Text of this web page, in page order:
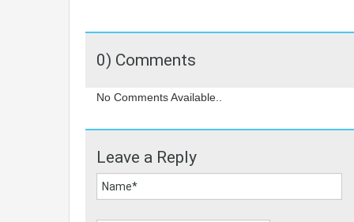
0) Comments
No Comments Available..
Leave a Reply